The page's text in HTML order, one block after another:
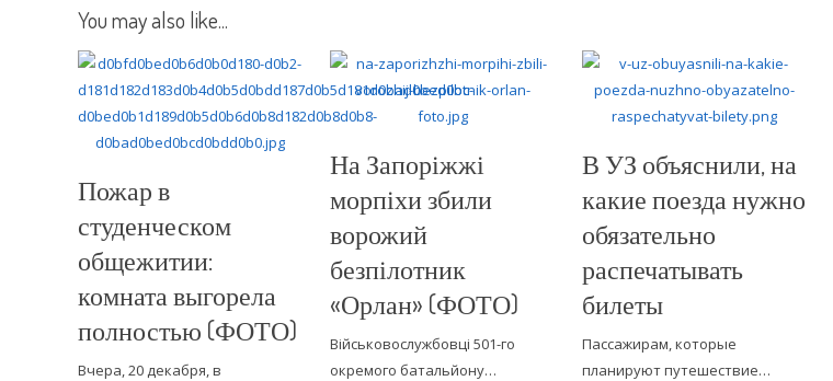
You may also like...
Пожар в
студенческом
общежитии:
комната выгорела
полностью (ФОТО)
Вчера, 20 декабря, в
На Запоріжжі
морпіхи збили
ворожий
безпілотник
«Орлан» (ФОТО)
Військовослужбовці 501-го
окремого батальйону…
В УЗ объяснили, на
какие поезда нужно
обязательно
распечатывать
билеты
Пассажирам, которые
планируют путешествие…